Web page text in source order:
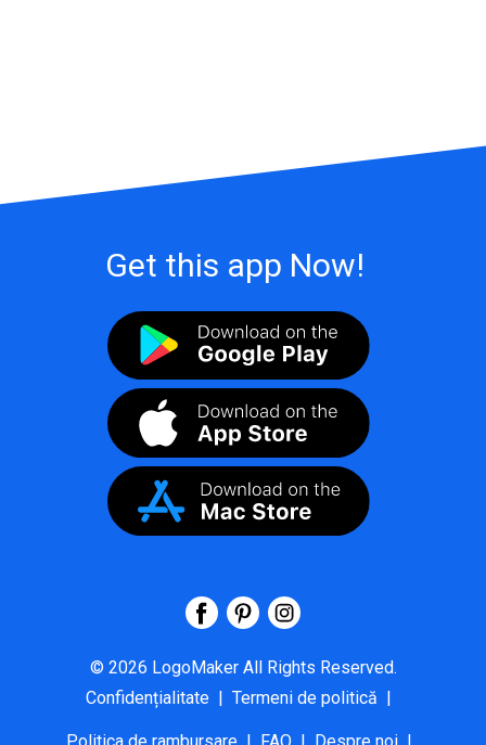
Get this app Now!
© 2026 LogoMaker All Rights Reserved.
Confidențialitate | Termeni de politică |